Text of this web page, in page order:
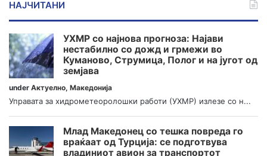
НАЈЧИТАНИ
УХМР со најнова прогноза: Најави
нестабилно со дожд и грмежи во
Куманово, Струмица, Полог и на југот од
земјава
under Актуелно, Македонија
Управата за хидрометеоролошки работи (УХМР) излезе со н...
Млад Македонец со тешка повреда го
враќаат од Турција: се подготвува
владиниот авион за транспортот